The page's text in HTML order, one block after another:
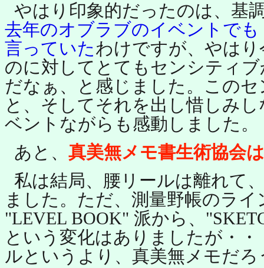
やはり印象的だったのは、基
去年のオブラブのイベントで
言っていたわけですが、やは
のに対してとてもセンシティ
だなぁ、と感じました。この
と、そしてそれを出し惜しみ
ベントながらも感動しました。
あと、 真美無メモ書生術協会
私は結局、腰リールは離れて
ました。ただ、測量野帳のラ
"LEVEL BOOK" 派から、
という変化はありましたが・
ルというより、真美無メモだろ